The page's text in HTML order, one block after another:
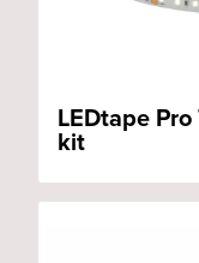
LEDtape
kit